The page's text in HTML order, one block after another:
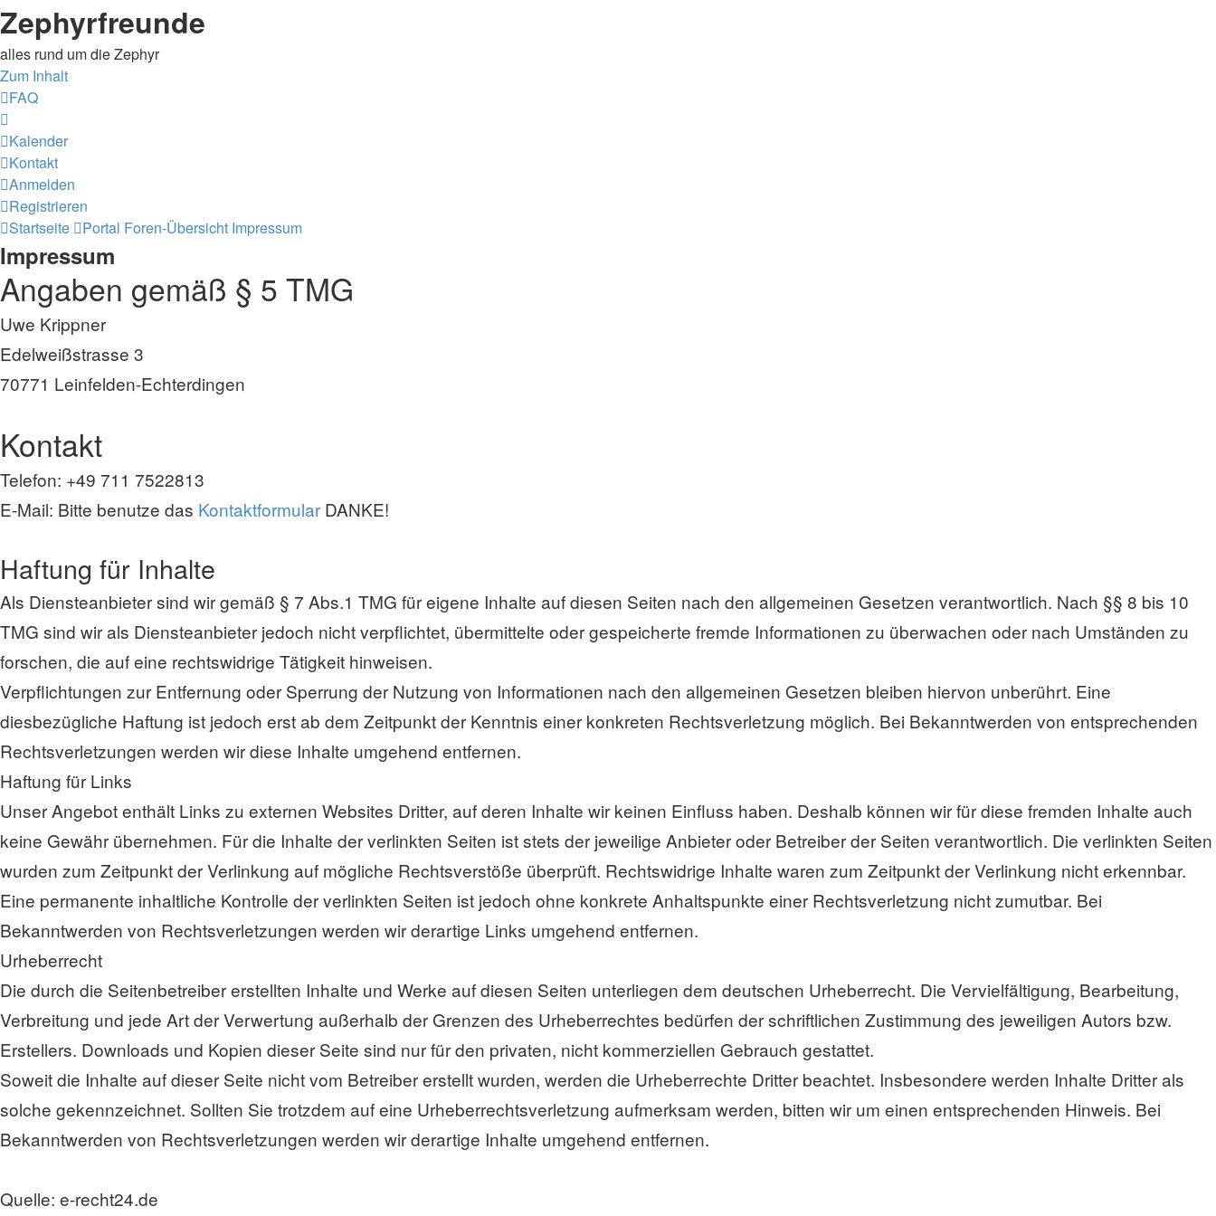
Zephyrfreunde
alles rund um die Zephyr
Zum Inhalt
FAQ
Kalender
Kontakt
Anmelden
Registrieren
Startseite
Portal Foren-Übersicht Impressum
Impressum
Angaben gemäß § 5 TMG
Uwe Krippner
Edelweißstrasse 3
70771 Leinfelden-Echterdingen
Kontakt
Telefon: +49 711 7522813
E-Mail: Bitte benutze das Kontaktformular DANKE!
Haftung für Inhalte
Als Diensteanbieter sind wir gemäß § 7 Abs.1 TMG für eigene Inhalte auf diesen Seiten nach den allgemeinen Gesetzen verantwortlich. Nach §§ 8 bis 10
TMG sind wir als Diensteanbieter jedoch nicht verpflichtet, übermittelte oder gespeicherte fremde Informationen zu überwachen oder nach Umständen zu
forschen, die auf eine rechtswidrige Tätigkeit hinweisen.
Verpflichtungen zur Entfernung oder Sperrung der Nutzung von Informationen nach den allgemeinen Gesetzen bleiben hiervon unberührt. Eine
diesbezügliche Haftung ist jedoch erst ab dem Zeitpunkt der Kenntnis einer konkreten Rechtsverletzung möglich. Bei Bekanntwerden von entsprechenden
Rechtsverletzungen werden wir diese Inhalte umgehend entfernen.
Haftung für Links
Unser Angebot enthält Links zu externen Websites Dritter, auf deren Inhalte wir keinen Einfluss haben. Deshalb können wir für diese fremden Inhalte auch
keine Gewähr übernehmen. Für die Inhalte der verlinkten Seiten ist stets der jeweilige Anbieter oder Betreiber der Seiten verantwortlich. Die verlinkten Seiten
wurden zum Zeitpunkt der Verlinkung auf mögliche Rechtsverstöße überprüft. Rechtswidrige Inhalte waren zum Zeitpunkt der Verlinkung nicht erkennbar.
Eine permanente inhaltliche Kontrolle der verlinkten Seiten ist jedoch ohne konkrete Anhaltspunkte einer Rechtsverletzung nicht zumutbar. Bei
Bekanntwerden von Rechtsverletzungen werden wir derartige Links umgehend entfernen.
Urheberrecht
Die durch die Seitenbetreiber erstellten Inhalte und Werke auf diesen Seiten unterliegen dem deutschen Urheberrecht. Die Vervielfältigung, Bearbeitung,
Verbreitung und jede Art der Verwertung außerhalb der Grenzen des Urheberrechtes bedürfen der schriftlichen Zustimmung des jeweiligen Autors bzw.
Erstellers. Downloads und Kopien dieser Seite sind nur für den privaten, nicht kommerziellen Gebrauch gestattet.
Soweit die Inhalte auf dieser Seite nicht vom Betreiber erstellt wurden, werden die Urheberrechte Dritter beachtet. Insbesondere werden Inhalte Dritter als
solche gekennzeichnet. Sollten Sie trotzdem auf eine Urheberrechtsverletzung aufmerksam werden, bitten wir um einen entsprechenden Hinweis. Bei
Bekanntwerden von Rechtsverletzungen werden wir derartige Inhalte umgehend entfernen.
Quelle: e-recht24.de